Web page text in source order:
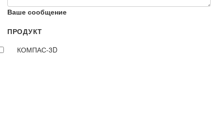
Ваше сообщение
ПРОДУКТ
КОМПАС-3D